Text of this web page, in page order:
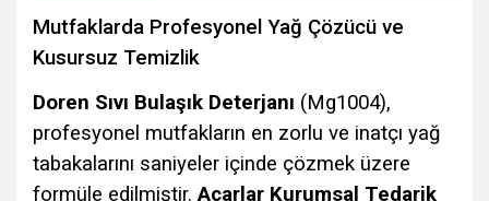
Mutfaklarda Profesyonel Yağ Çözücü ve
Kusursuz Temizlik
Doren Sıvı Bulaşık Deterjanı (Mg1004),
profesyonel mutfakların en zorlu ve inatçı yağ
tabakalarını saniyeler içinde çözmek üzere
formüle edilmiştir.Acarlar Kurumsal Tedarik